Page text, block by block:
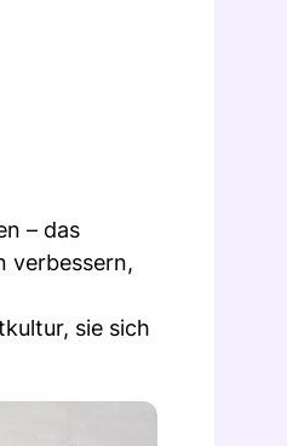
– das
verbessern,
sie sich